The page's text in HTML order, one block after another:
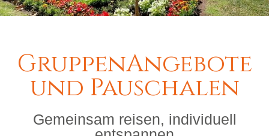
GruppenAngebote
und Pauschalen
Gemeinsam reisen, individuell